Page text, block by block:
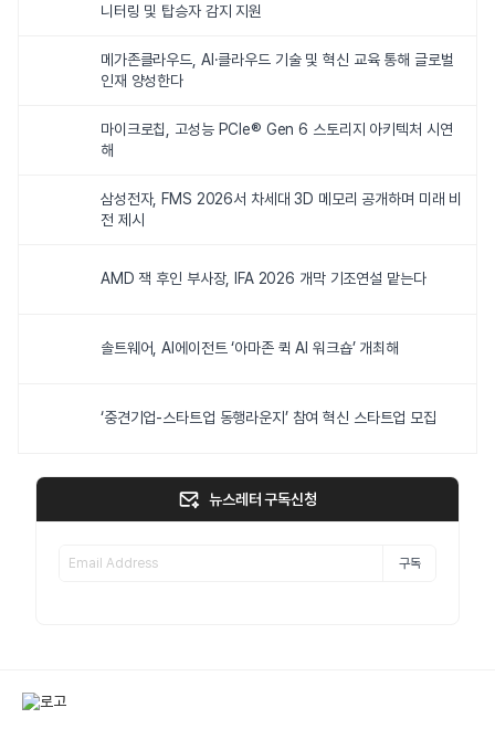
니터링 및 탑승자 감지 지원
메가존클라우드, AI·클라우드 기술 및 혁신 교육 통해 글로벌
인재 양성한다
마이크로칩, 고성능 PCIe® Gen 6 스토리지 아키텍처 시연
해
삼성전자, FMS 2026서 차세대 3D 메모리 공개하며 미래 비
전 제시
AMD 잭 후인 부사장, IFA 2026 개막 기조연설 맡는다
솔트웨어, AI에이전트 ‘아마존 퀵 AI 워크숍’ 개최해
‘중견기업-스타트업 동행라운지’ 참여 혁신 스타트업 모집
뉴스레터 구독신청
구독